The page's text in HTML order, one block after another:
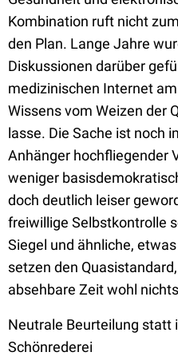
Kombination ruft nicht
den Plan. Lange Jahre
Diskussionen darüber
medizinischen Internet
Wissens vom Weizen der
lasse. Die Sache ist noch
Anhänger hochfliegender
weniger
doch deutlich leiser
freiwillige Selbstkontrolle
Siegel und ähnliche,
setzen den
absehbare Zeit wohl
Neutrale Beurteilung statt
Schönrederei